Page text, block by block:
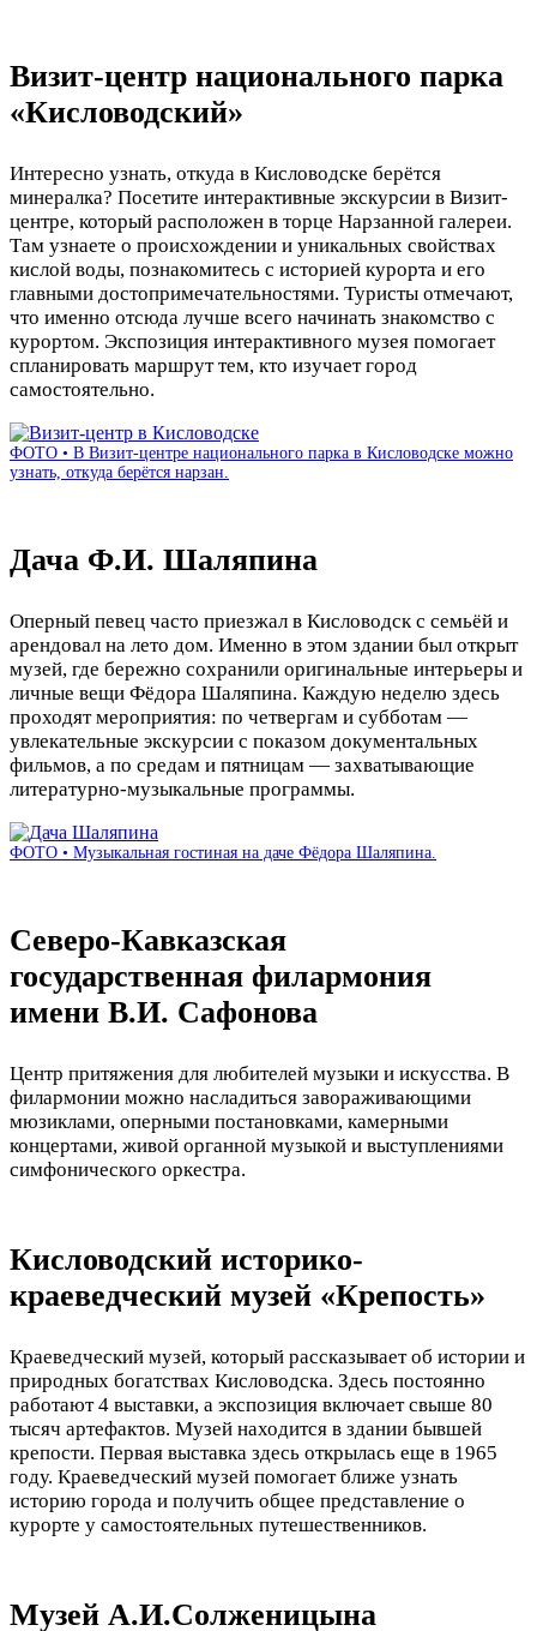
Визит-центр национального парка
«Кисловодский»
Интересно узнать, откуда в Кисловодске берётся
минералка? Посетите интерактивные экскурсии в Визит-
центре, который расположен в торце Нарзанной галереи.
Там узнаете о происхождении и уникальных свойствах
кислой воды, познакомитесь с историей курорта и его
главными достопримечательностями. Туристы отмечают,
что именно отсюда лучше всего начинать знакомство с
курортом. Экспозиция интерактивного музея помогает
спланировать маршрут тем, кто изучает город
самостоятельно.
ФОТО • В Визит-центре национального парка в Кисловодске можно
узнать, откуда берётся нарзан.
Дача Ф.И. Шаляпина
Оперный певец часто приезжал в Кисловодск с семьёй и
арендовал на лето дом. Именно в этом здании был открыт
музей, где бережно сохранили оригинальные интерьеры и
личные вещи Фёдора Шаляпина. Каждую неделю здесь
проходят мероприятия: по четвергам и субботам —
увлекательные экскурсии с показом документальных
фильмов, а по средам и пятницам — захватывающие
литературно-музыкальные программы.
ФОТО • Музыкальная гостиная на даче Фёдора Шаляпина.
Северо-Кавказская
государственная филармония
имени В.И. Сафонова
Центр притяжения для любителей музыки и искусства. В
филармонии можно насладиться завораживающими
мюзиклами, оперными постановками, камерными
концертами, живой органной музыкой и выступлениями
симфонического оркестра.
Кисловодский историко-
краеведческий музей «Крепость»
Краеведческий музей, который рассказывает об истории и
природных богатствах Кисловодска. Здесь постоянно
работают 4 выставки, а экспозиция включает свыше 80
тысяч артефактов. Музей находится в здании бывшей
крепости. Первая выставка здесь открылась еще в 1965
году. Краеведческий музей помогает ближе узнать
историю города и получить общее представление о
курорте у самостоятельных путешественников.
Музей А.И.Солженицына